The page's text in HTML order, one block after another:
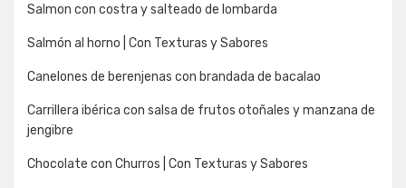
Salmon con costra y salteado de lombarda
Salmón al horno | Con Texturas y Sabores
Canelones de berenjenas con brandada de bacalao
Carrillera ibérica con salsa de frutos otoñales y manzana de
jengibre
Chocolate con Churros | Con Texturas y Sabores